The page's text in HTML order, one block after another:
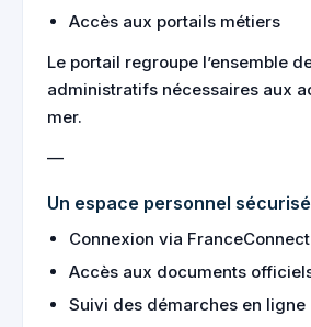
Accès aux portails métiers
Le portail regroupe l’ensemble
administratifs nécessaires aux
mer.
—
Un espace personnel sécurisé
Connexion via FranceConnect
Accès aux documents
Suivi des démarches en ligne